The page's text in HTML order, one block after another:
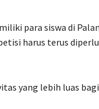
para siswa di
harus terus
yang lebih luas bagi